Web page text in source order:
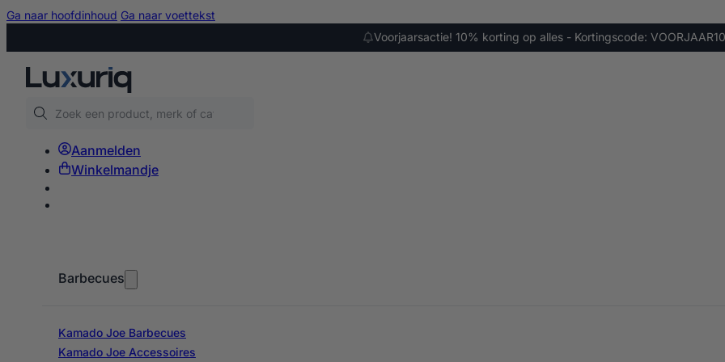
Ga naar hoofdinhoud Ga naar voettekst
Voorjaarsactie! 10% korting op alles - Kortingscode: VOORJAAR10
Zoeken
Aanmelden
Winkelmandje
Barbecues
Kamado Joe Barbecues
Kamado Joe Accessoires